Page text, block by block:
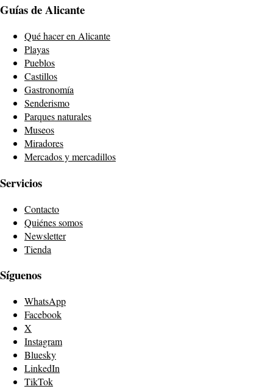
Guías de Alicante
Qué hacer en Alicante
Playas
Pueblos
Castillos
Gastronomía
Senderismo
Parques naturales
Museos
Miradores
Mercados y mercadillos
Servicios
Contacto
Quiénes somos
Newsletter
Tienda
Síguenos
WhatsApp
Facebook
X
Instagram
Bluesky
LinkedIn
TikTok